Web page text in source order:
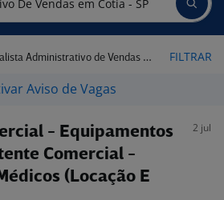
de Vendas em Cotia - SP FILTRAR
Aviso de Vagas
- Equipamentos
Comercial -
(Locação E
2 jul